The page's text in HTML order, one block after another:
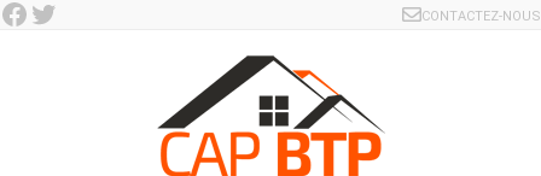
Skip
Facebook Twitter CONTACTEZ-NOUS